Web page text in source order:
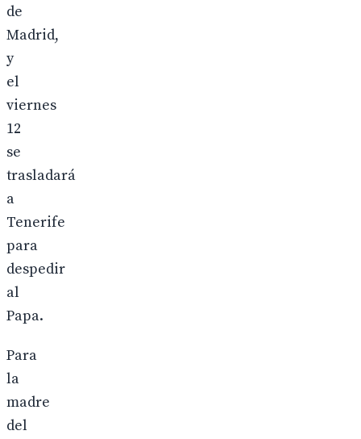
de
Madrid,
y
el
viernes
12
se
trasladará
a
Tenerife
para
despedir
al
Papa.
Para
la
madre
del